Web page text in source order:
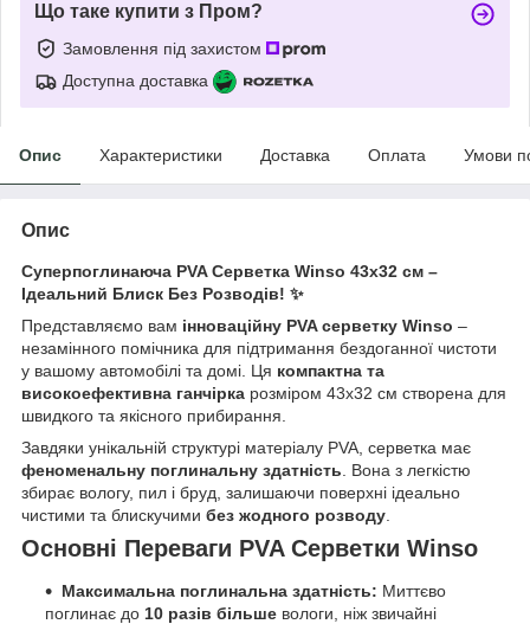
Що таке купити з Пром?
Замовлення під захистом
Доступна доставка
Опис Характеристики Доставка Оплата Умови
Опис
Суперпоглинаюча PVA Серветка Winso 43x32 см –
Ідеальний Блиск Без Розводів! ✨
Представляємо вам інноваційну PVA серветку Winso –
незамінного помічника для підтримання бездоганної чистоти
у вашому автомобілі та домі. Ця компактна та
високоефективна ганчірка розміром 43x32 см створена для
швидкого та якісного прибирання.
Завдяки унікальній структурі матеріалу PVA, серветка має
феноменальну поглинальну здатність . Вона з легкістю
збирає вологу, пил і бруд, залишаючи поверхні ідеально
чистими та блискучими без жодного розводу
Основні Переваги PVA Серветки Winso
Максимальна поглинальна здатність: Миттєво
поглинає до 10 разів більше вологи, ніж звичайні